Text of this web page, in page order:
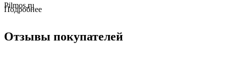
Подробнее
Pilmos.ru
Отзывы покупателей